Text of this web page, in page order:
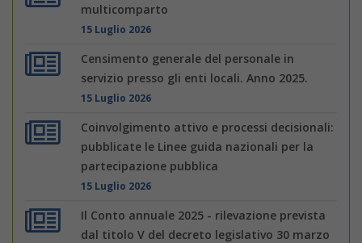
multicomparto
15 Luglio 2026
Censimento generale del personale in
servizio presso gli enti locali. Anno 2025.
15 Luglio 2026
Coinvolgimento attivo e processi decisionali:
pubblicate le Linee guida nazionali per la
partecipazione pubblica
15 Luglio 2026
Il Conto annuale 2025 - rilevazione prevista
dal titolo V del decreto legislativo 30 marzo